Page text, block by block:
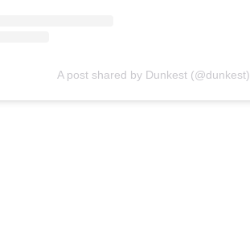
A post shared by Dunkest (@dunkest)